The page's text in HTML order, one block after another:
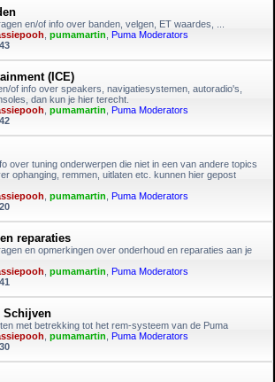
en/of info over banden, velgen, ET waardes, ...
pumamartin
Puma Moderators
43
(ICE)
of info over speakers, navigatiesystemen, autoradio's,
dan kun je hier terecht.
pumamartin
Puma Moderators
42
over tuning onderwerpen die niet in een van andere topics
ophanging, remmen, uitlaten etc. kunnen hier gepost
pumamartin
Puma Moderators
20
reparaties
en opmerkingen over onderhoud en reparaties aan je
pumamartin
Puma Moderators
41
Schijven
met betrekking tot het rem-systeem van de Puma
pumamartin
Puma Moderators
30